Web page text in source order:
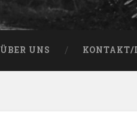
ÜBER UNS KONTAKT/